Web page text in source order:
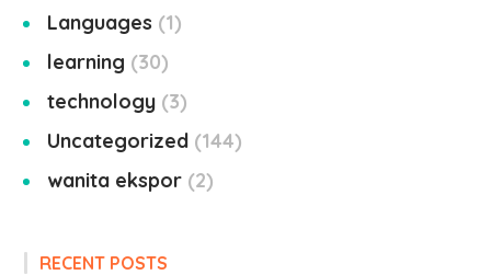
Languages
1
learning
30
technology 3
Uncategorized 144
wanita ekspor 2
RECENT POSTS